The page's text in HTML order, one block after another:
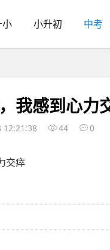
小 小升初 中考
我感到心力
12:21:38 44 0
交瘁